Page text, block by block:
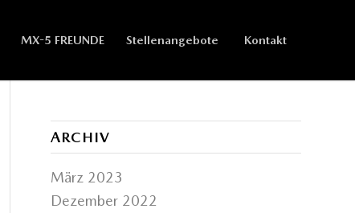
MX-5 FREUNDE Stellenangebote Kontakt
ARCHIV
März 2023
Dezember 2022